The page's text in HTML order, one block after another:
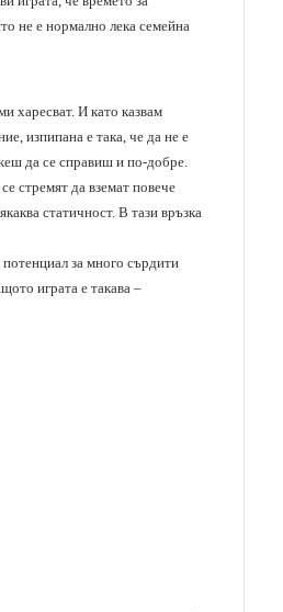
не е нормално лека семейна
харесват. И като казвам
изпипана е така, че да не е
да се справиш и по-добре.
стремят да вземат повече
статичност. В тази връзка
за много сърдити
играта е такава –